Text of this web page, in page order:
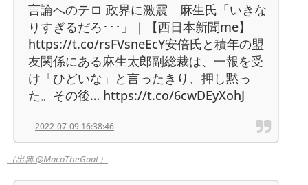
言論へのテロ 政界に激震 麻生氏「いきな
りすぎるだろ･･･」｜【西日本新聞me】
https://t.co/rsFVsneEcY安倍氏と積年の盟
友関係にある麻生太郎副総裁は、一報を受
け「ひどいな」と言ったきり、押し黙っ
た。その後… https://t.co/6cwDEyXohJ
2022-07-09 16:38:46
（出典 @MacoTheGoat）